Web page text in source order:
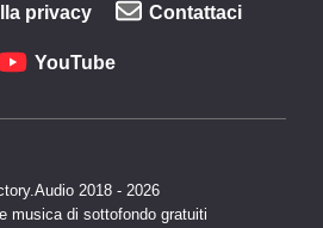
privacy Contattaci
YouTube
2018 - 2026
musica di sottofondo gratuiti